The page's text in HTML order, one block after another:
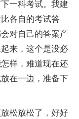
一科考试。我建
各自的考试答
对自己的答案产
来，这个是没必
样，难道现在还
在一边，准备下
松放松了，好好